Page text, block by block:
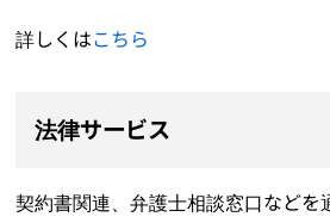
詳しくはこちら
法律サービス
契約書関連、弁護士相談窓口などを